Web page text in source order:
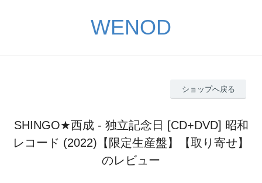
WENOD
ショップへ戻る
SHINGO★西成 - 独立記念日 [CD+DVD] 昭和
レコード (2022)【限定生産盤】【取り寄せ】
のレビュー